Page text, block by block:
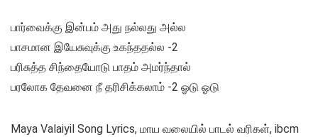
பார்வைக்கு இன்பம் அது நல்லது அல்ல
பாசமான இயேசுவுக்கு உகந்ததல்ல -2
பரிசுத்த சிந்தையோடு பாதம் அமர்ந்தால்
பரலோக தேவனை நீ தரிசிக்கலாம் -2 ஓடு ஓடு
Maya Valaiyil Song Lyrics, மாய வலையில் பாடல் வரிகள், ibcm